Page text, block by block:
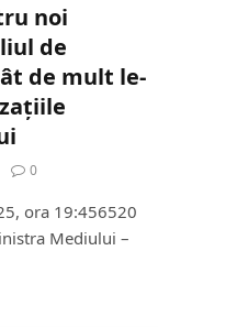
noi
de
de mult le-
0
ora 19:456520
Mediului –